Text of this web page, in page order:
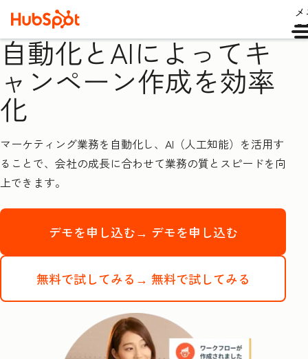
自動化とAIによってキ
ャンペーン作成を効率
化
マーケティング業務を自動化し、AI（人工知能）を活用す
ることで、会社の成長に合わせて業務の質とスピードを向
上できます。
デモを申し込む→ デモを申し込む
無料で試してみる→ 無料で試してみる